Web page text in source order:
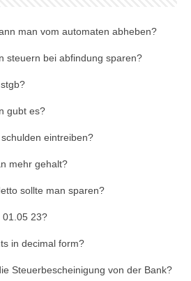
man vom automaten abheben?
steuern bei abfindung sparen?
gubt es?
eintreiben?
mehr gehalt?
sollte man sparen?
01.05 23?
in decimal form?
Steuerbescheinigung von der Bank?